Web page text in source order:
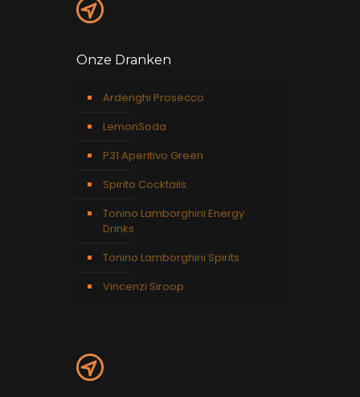
Onze Dranken
Ardenghi Prosecco
LemonSoda
P31 Aperitivo Green
Spirito Cocktails
Tonino Lamborghini Energy
Drinks
Tonino Lamborghini Spirits
Vincenzi Siroop